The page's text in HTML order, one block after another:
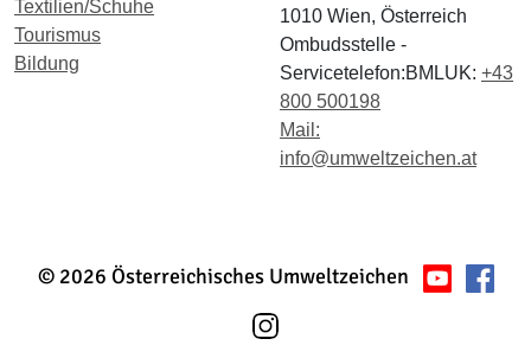
Textilien/Schuhe
Tourismus
Bildung
1010 Wien, Österreich
Ombudsstelle -
Servicetelefon:BMLUK: +43
800 500198
Mail:
info@umweltzeichen.at
© 2026 Österreichisches Umweltzeichen